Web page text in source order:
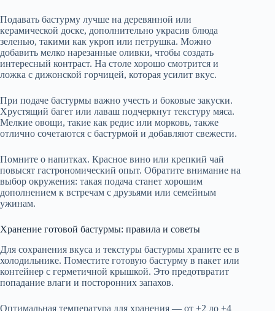
Подавать бастурму лучше на деревянной или
керамической доске, дополнительно украсив блюда
зеленью, такими как укроп или петрушка. Можно
добавить мелко нарезанные оливки, чтобы создать
интересный контраст. На столе хорошо смотрится и
ложка с дижонской горчицей, которая усилит вкус.
При подаче бастурмы важно учесть и боковые закуски.
Хрустящий багет или лаваш подчеркнут текстуру мяса.
Мелкие овощи, такие как редис или морковь, также
отлично сочетаются с бастурмой и добавляют свежести.
Помните о напитках. Красное вино или крепкий чай
повысят гастрономический опыт. Обратите внимание на
выбор окружения: такая подача станет хорошим
дополнением к встречам с друзьями или семейным
ужинам.
Хранение готовой бастурмы: правила и советы
Для сохранения вкуса и текстуры бастурмы храните ее в
холодильнике. Поместите готовую бастурму в пакет или
контейнер с герметичной крышкой. Это предотвратит
попадание влаги и посторонних запахов.
Оптимальная температура для хранения — от +2 до +4